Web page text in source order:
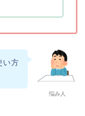
悩み人
い方